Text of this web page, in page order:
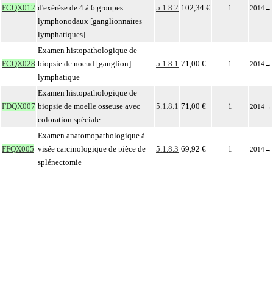
FCQX012 d'exérèse de 4 à 6 groupes
lymphonodaux [ganglionnaires
lymphatiques]
5.1.8.2 102,34 € 1 2014→
FCQX028
Examen histopathologique de
biopsie de noeud [ganglion]
lymphatique
5.1.8.1 71,00 € 1 2014→
FDQX007
Examen histopathologique de
biopsie de moelle osseuse avec
coloration spéciale
5.1.8.1 71,00 € 1 2014→
FFQX005
Examen anatomopathologique à
visée carcinologique de pièce de
splénectomie
5.1.8.3 69,92 € 1 2014→